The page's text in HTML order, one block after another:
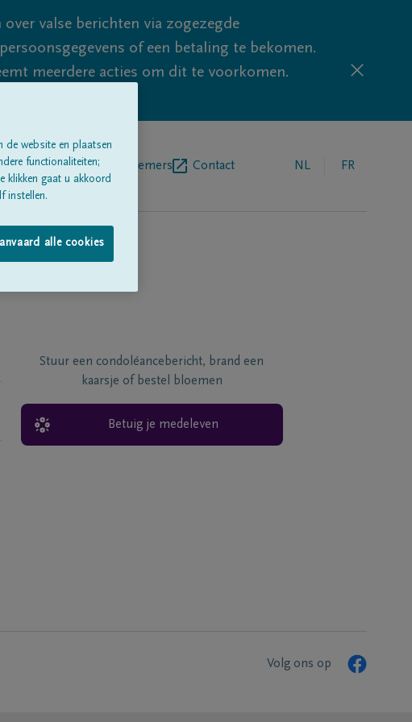
valse berichten via zogezegde
of een betaling te bekomen.
meerdere acties om dit te voorkomen.
onsBegrafenisondernemers Contact NL FR
Stuur een condoléancebericht, brand een
kaarsje of bestel bloemen
Betuig je medeleven
Volg ons op
de website en plaatsen
functionaliteiten;
klikken gaat u akkoord
instellen.
alle cookies